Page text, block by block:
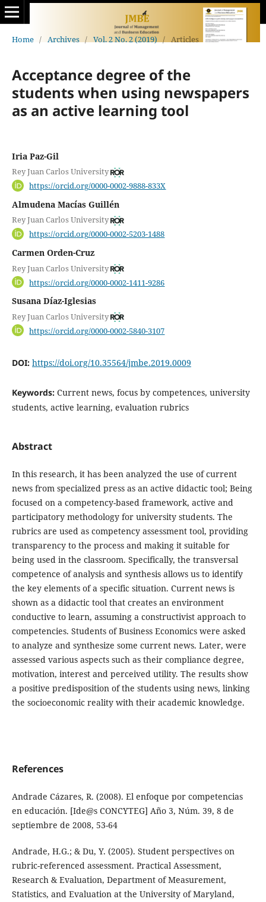
Home / Archives / Vol. 2 No. 2 (2019) / Articles
Acceptance degree of the
students when using newspapers
as an active learning tool
Iria Paz-Gil
Rey Juan Carlos University
https://orcid.org/0000-0002-9888-833X
Almudena Macías Guillén
Rey Juan Carlos University
https://orcid.org/0000-0002-5203-1488
Carmen Orden-Cruz
Rey Juan Carlos University
https://orcid.org/0000-0002-1411-9286
Susana Díaz-Iglesias
Rey Juan Carlos University
https://orcid.org/0000-0002-5840-3107
DOI: https://doi.org/10.35564/jmbe.2019.0009
Keywords: Current news, focus by competences, university
students, active learning, evaluation rubrics
Abstract
In this research, it has been analyzed the use of current
news from specialized press as an active didactic tool; Being
focused on a competency-based framework, active and
participatory methodology for university students. The
rubrics are used as competency assessment tool, providing
transparency to the process and making it suitable for
being used in the classroom. Specifically, the transversal
competence of analysis and synthesis allows us to identify
the key elements of a specific situation. Current news is
shown as a didactic tool that creates an environment
conductive to learn, assuming a constructivist approach to
competencies. Students of Business Economics were asked
to analyze and synthesize some current news. Later, were
assessed various aspects such as their compliance degree,
motivation, interest and perceived utility. The results show
a positive predisposition of the students using news, linking
the socioeconomic reality with their academic knowledge.
References
Andrade Cázares, R. (2008). El enfoque por competencias
en educación. [Ide@s CONCYTEG] Año 3, Núm. 39, 8 de
septiembre de 2008, 53-64
Andrade, H.G.; & Du, Y. (2005). Student perspectives on
rubric-referenced assessment. Practical Assessment,
Research & Evaluation, Department of Measurement,
Statistics, and Evaluation at the University of Maryland,